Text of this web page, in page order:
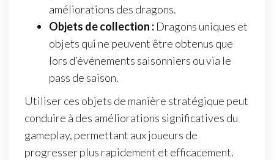
améliorations des dragons.
Objets de collection : Dragons uniques et
objets qui ne peuvent être obtenus que
lors d’événements saisonniers ou via le
pass de saison.
Utiliser ces objets de manière stratégique peut
conduire à des améliorations significatives du
gameplay, permettant aux joueurs de
progresser plus rapidement et efficacement.